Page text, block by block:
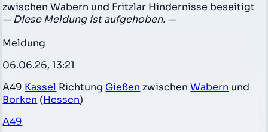
zwischen Wabern und Fritzlar Hindernisse beseitigt
— Diese Meldung ist aufgehoben. —
Meldung
06.06.26, 13:21
A49 Kassel Richtung Gießen zwischenWabern und
Borken (Hessen)
A49